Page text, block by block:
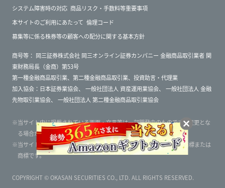
システム障害時の対応 商品リスク・手数料等重要事項
本サイトのご利用にあたって 倫理コード
募集等に係る株券等の顧客への配分に関する基本方針
商号等： 岡三証券株式会社 岡三オンライン証券カンパニー 金融商品取引業者 関
東財務局長（金商）第53号
第一種金融商品取引業、第二種金融商品取引業、投資助言・代理業
加入協会： 日本証券業協会、 一般社団法人 資産運用業協会、
一般社団法人 金融
先物取引業協会、 一般社団法人 第二種金融商品取引業協会
当サイト内に掲載されている画面・文言等は一部開発中のものです。変更とな
る場合がありますのでご了承ください。
当サイト内に記載されている会社名、製品名等は一般に各社の登録商標または
商標です。
COPYRIGHT © OKASAN SECURITIES CO., LTD. ALL RIGHTS RESERVED.